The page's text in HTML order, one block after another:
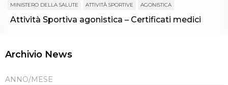
MINISTERO DELLA SALUTE ATTIVITÀ SPORTIVE AGONISTICA
Attività Sportiva agonistica – Certificati medici
Archivio News
ANNO/MESE